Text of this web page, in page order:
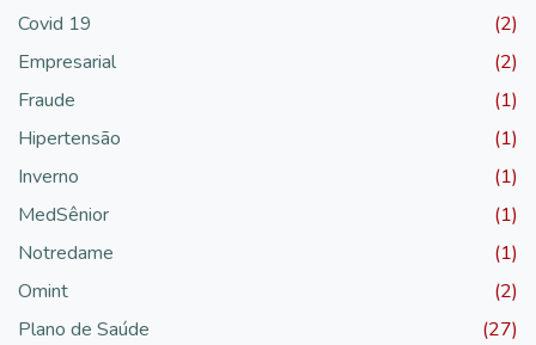
Covid 19
(2)
Empresarial
(2)
Fraude
(1)
Hipertensão
(1)
Inverno
(1)
MedSênior
(1)
Notredame
(1)
Omint
(2)
Plano de Saúde
(27)